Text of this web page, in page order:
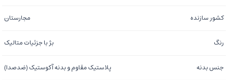
کشور سازنده مجارستان
رنگ بژ با جزئیات متالیک
جنس بدنه پلاستیک مقاوم و بدنه آکوستیک (ضدصدا)